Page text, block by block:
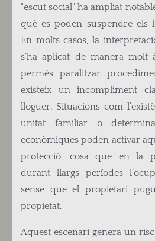
"escut social" ha ampliat
què es poden suspendre els
En molts casos, la
s’ha aplicat de manera molt
permès paralitzar
existeix un incompliment
lloguer. Situacions com
unitat familiar o
econòmiques poden activar
protecció, cosa que en la
durant llargs períodes
sense que el propietari
propietat.
Aquest escenari genera un